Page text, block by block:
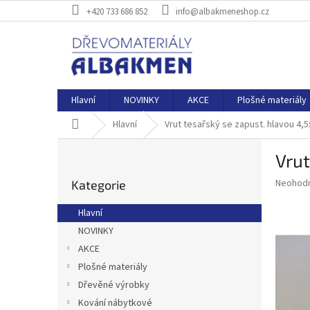
na
+420 733 686 852 info@albakmeneshop.cz
Hlavní NOVINKY AKCE Plošné materiály
Domů Hlavní Vrut tesařský se zapust. hlavou
r
a
kategorie
Kategorie
Hlavní
NOVINKY
AKCE
Plošné materiály
Dřevěné výrobky
Kování nábytkové
0,0